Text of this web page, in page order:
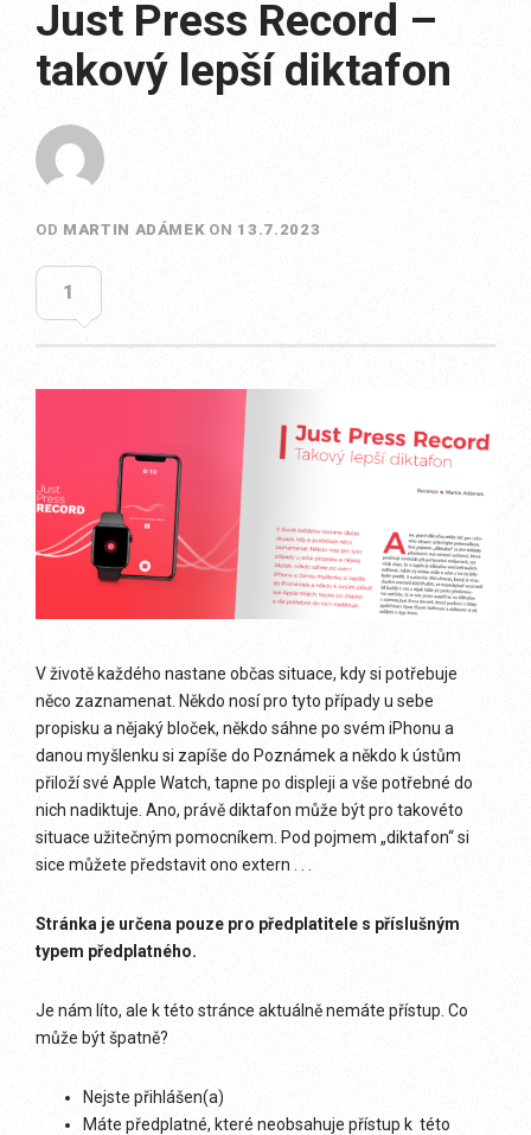
Just Press Record –
takový lepší diktafon
OD MARTIN ADÁMEK ON 13.7.2023
1
V životě každého nastane občas situace, kdy si potřebuje
něco zaznamenat. Někdo nosí pro tyto případy u sebe
propisku a nějaký bloček, někdo sáhne po svém iPhonu a
danou myšlenku si zapíše do Poznámek a někdo k ústům
přiloží své Apple Watch, tapne po displeji a vše potřebné do
nich nadiktuje. Ano, právě diktafon může být pro takovéto
situace užitečným pomocníkem. Pod pojmem „diktafon“ si
sice můžete představit ono extern . . .
Stránka je určena pouze pro předplatitele s příslušným
typem předplatného.
Je nám líto, ale k této stránce aktuálně nemáte přístup. Co
může být špatně?
Nejste přihlášen(a)
Máte předplatné, které neobsahuje přístup k této